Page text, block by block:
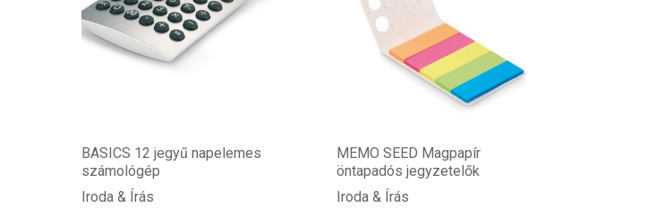
BASICS 12 jegyű napelemes
számológép
Iroda & Írás
MEMO SEED Magpapír
öntapadós jegyzetelők
Iroda & Írás